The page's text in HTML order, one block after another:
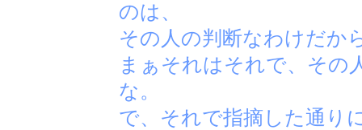
のは、
その人の判断なわけだか
まぁそれはそれで、その
な。
で、それで指摘した通り